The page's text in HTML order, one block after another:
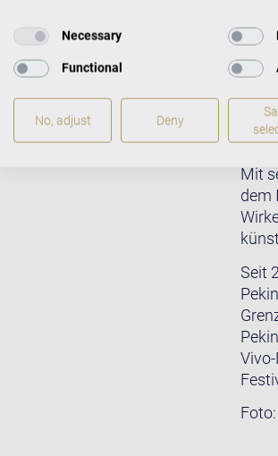
er
Mit
dem
Seit
Necessary
Functional
No, adjust Deny